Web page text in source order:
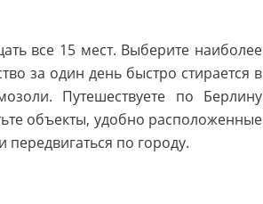
все 15 мест. Выберите наиболее
за один день быстро стирается в
Путешествуете по Берлину
объекты, удобно расположенные
передвигаться по городу.